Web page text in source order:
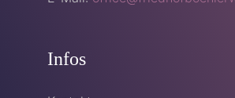
Infos